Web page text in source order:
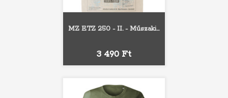
MZ ETZ 250 - II. - Műszaki...
Ár
3 490 Ft